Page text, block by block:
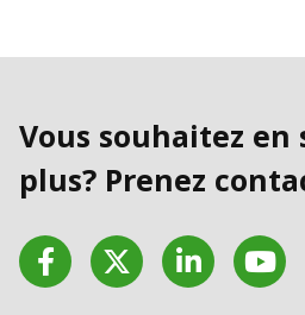
Vous souhaitez en
plus? Prenez
FacebookTwitter LinkedInYouTube